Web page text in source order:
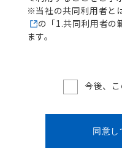
※当社の共同利用者と
の「1.共同利用者の
ます。
今後、
同意し